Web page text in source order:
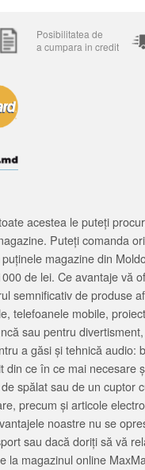
Posibilitatea de
a cumpara in credit
acestea le puteți
Puteți comanda
magazine din
de lei. Ce avantaje vă
semnificativ de produse
telefoanele mobile,
sau pentru
a găsi și tehnică audio:
ce în ce mai necesare
spălat sau de un cuptor
precum și articole
noastre nu se
sau dacă doriți să vă
magazinul online